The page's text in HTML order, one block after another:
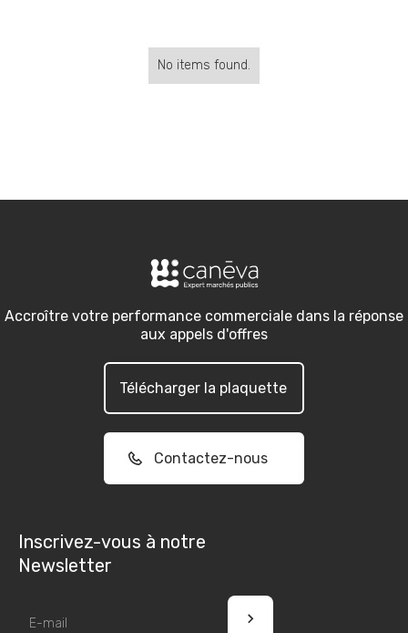
No items found.
Accroître votre performance commerciale dans la réponse
aux appels d'offres
Télécharger la plaquette
Contactez-nous
Inscrivez-vous à notre
Newsletter